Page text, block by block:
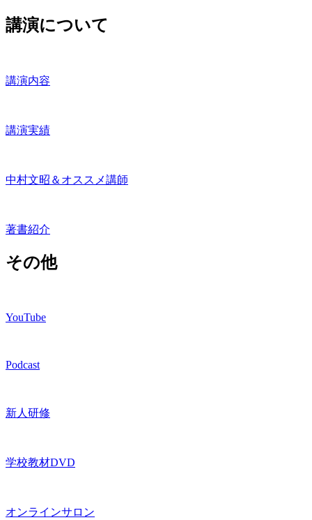
講演について
講演内容
講演実績
中村文昭＆オススメ講師
著書紹介
その他
YouTube
Podcast
新人研修
学校教材DVD
オンラインサロン